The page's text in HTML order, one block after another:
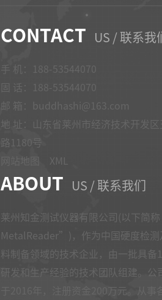
CONTACT US / 联系我
手 机：188-53544070
固 话：
188-53544070
邮 箱：buddhashi@163.com
地 址：山东省莱州市经济技术开发
路1180号
网站地图
XML
ABOUT US / 联系我们
莱州知金测试仪器有限公司(以下简
MetalReader”)，作为中国硬度检测
料制备领域的技术企业，由一批具备
研发和生产经验的技术团队组建。公
于2016年，注册资金200万元。从事